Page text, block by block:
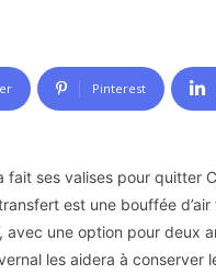
Pinterest
ses valises pour quitter
est une bouffée
avec une option pour deux
les aidera à conserver